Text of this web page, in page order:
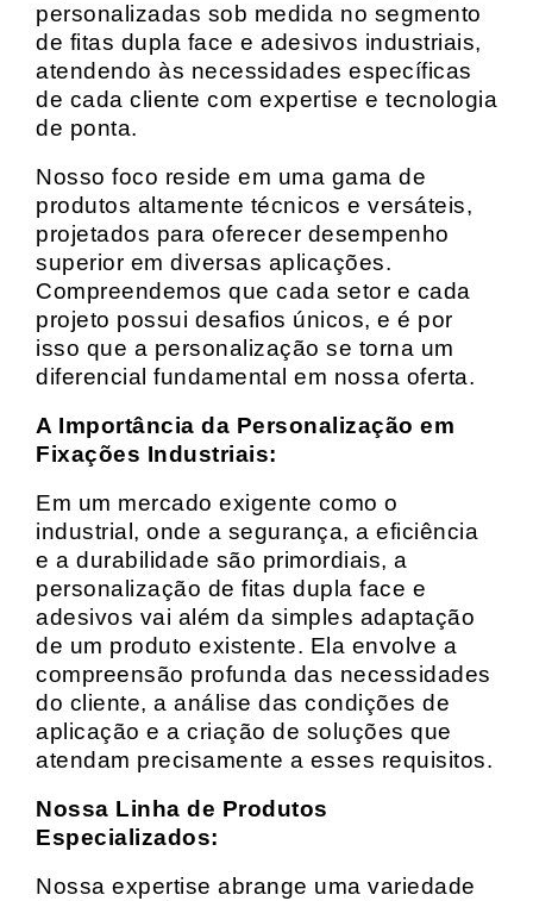
personalizadas sob medida no segmento
de fitas dupla face e adesivos industriais,
atendendo às necessidades específicas
de cada cliente com expertise e tecnologia
de ponta.
Nosso foco reside em uma gama de
produtos altamente técnicos e versáteis,
projetados para oferecer desempenho
superior em diversas aplicações.
Compreendemos que cada setor e cada
projeto possui desafios únicos, e é por
isso que a personalização se torna um
diferencial fundamental em nossa oferta.
A Importância da Personalização em
Fixações Industriais:
Em um mercado exigente como o
industrial, onde a segurança, a eficiência
e a durabilidade são primordiais, a
personalização de fitas dupla face e
adesivos vai além da simples adaptação
de um produto existente. Ela envolve a
compreensão profunda das necessidades
do cliente, a análise das condições de
aplicação e a criação de soluções que
atendam precisamente a esses requisitos.
Nossa Linha de Produtos
Especializados:
Nossa expertise abrange uma variedade